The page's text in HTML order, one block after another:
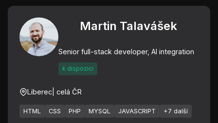
Martin Talavášek
Senior full-stack developer, AI integration
k dispozici
Liberec | celá ČR
HTML CSS PHP MYSQL JAVASCRIPT +7 další